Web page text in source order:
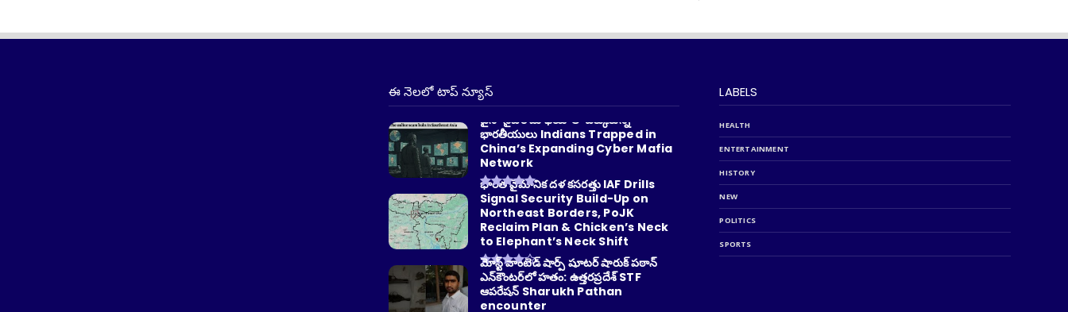
ఈ నెలలో టాప్ న్యూస్
చైనా సైబర్ మాఫియాలో చిక్కుకున్న
భారతీయులు Indians Trapped in
China’s Expanding Cyber Mafia
Network
భారత వైమానిక దళ కసరత్తు IAF Drills
Signal Security Build-Up on
Northeast Borders, PoJK
Reclaim Plan & Chicken’s Neck
to Elephant’s Neck Shift
మోస్ట్ వాంటెడ్ షార్ప్ షూటర్ షారుక్ పఠాన్
ఎన్‌కౌంటర్‌లో హతం: ఉత్తరప్రదేశ్ STF
ఆపరేషన్ Sharukh Pathan
encounter
LABELS
HEALTH
ENTERTAINMENT
HISTORY
NEW
POLITICS
SPORTS